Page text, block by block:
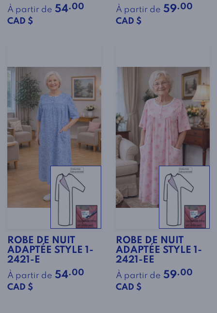
À partir de 54.00
CAD $
À partir de 59.00
CAD $
ROBE DE NUIT
ADAPTÉE STYLE 1-
2421-E
À partir de 54.00
CAD $
ROBE DE NUIT
ADAPTÉE STYLE 1-
2421-EE
À partir de 59.00
CAD $